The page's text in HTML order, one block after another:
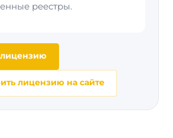
реестры.
лицензию на сайте